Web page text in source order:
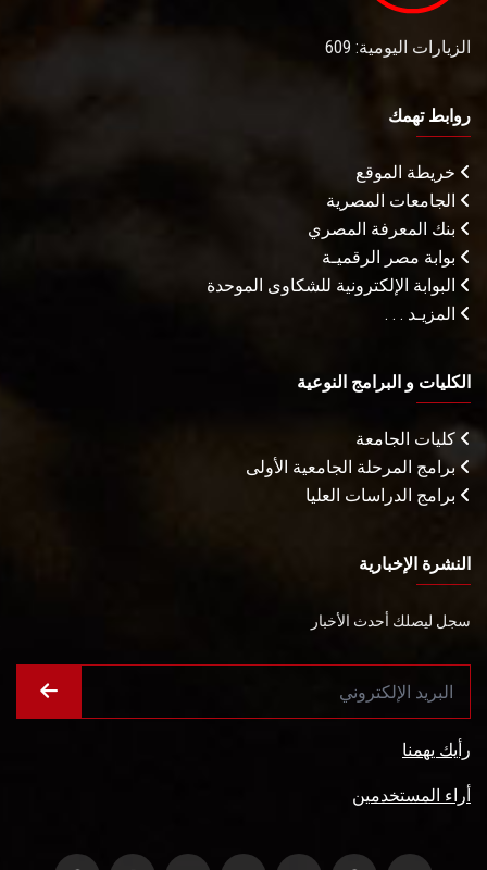
الزيارات اليومية: 609
روابط تهمك
خريطة الموقع
الجامعات المصرية
بنك المعرفة المصري
بوابة مصر الرقميـة
البوابة الإلكترونية للشكاوى الموحدة
المزيـد . . .
الكليات و البرامج النوعية
كليات الجامعة
برامج المرحلة الجامعية الأولى
برامج الدراسات العليا
النشرة الإخبارية
سجل ليصلك أحدث الأخبار
رأيك يهمنا
أراء المستخدمين